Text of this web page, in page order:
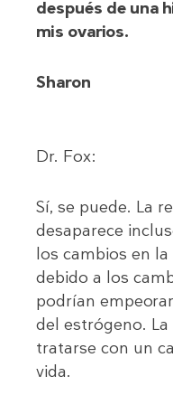
después de una
mis ovarios.
Sharon
Dr. Fox:
Sí, se puede. La
desaparece
los cambios en
debido a los
podrían
del estrógeno.
tratarse con un
vida.